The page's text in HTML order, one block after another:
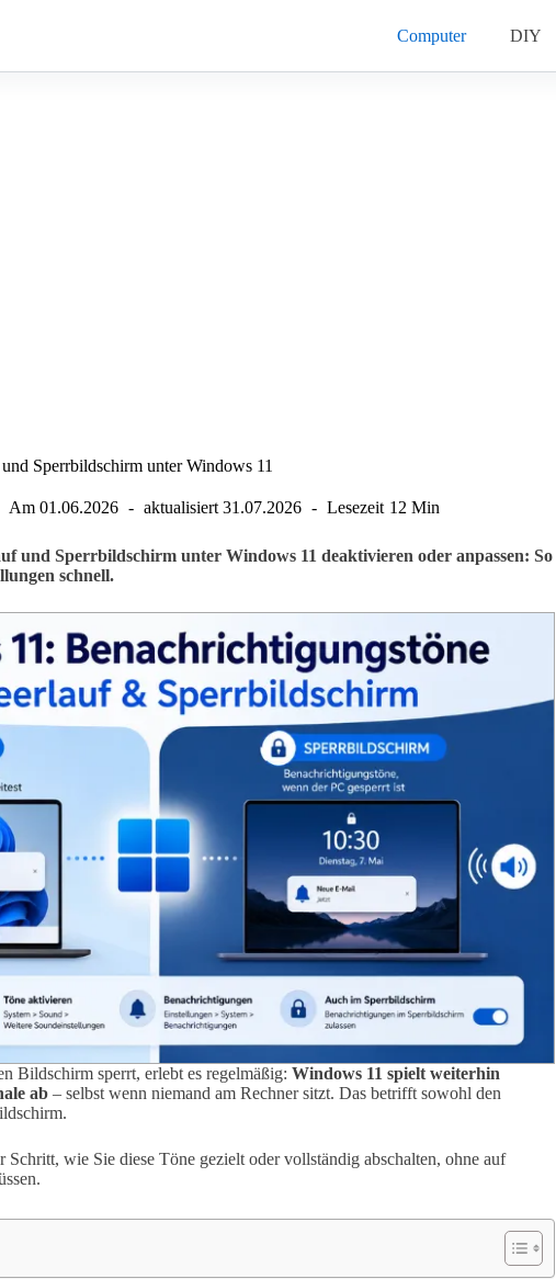
Computer DIY
Sperrbildschirm unter Windows 11
Am 01.06.2026 aktualisiert 31.07.2026 Lesezeit 12 Min
und Sperrbildschirm unter Windows 11 deaktivieren oder anpassen: So
schnell.
Bildschirm sperrt, erlebt es regelmäßig: Windows 11 spielt weiterhin
ab – selbst wenn niemand am Rechner sitzt. Das betrifft sowohl den
wie Sie diese Töne gezielt oder vollständig abschalten, ohne auf